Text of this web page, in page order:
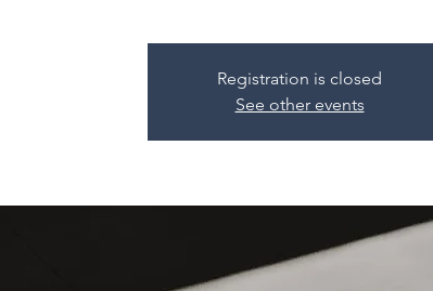
Registration is closed
See other events